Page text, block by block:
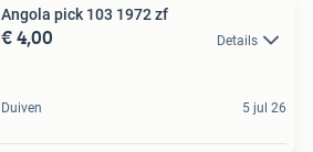
Angola pick 103 1972 zf
€ 4,00 Details
Duiven 5 jul 26